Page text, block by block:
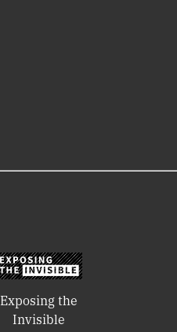
Exposing the
Invisible